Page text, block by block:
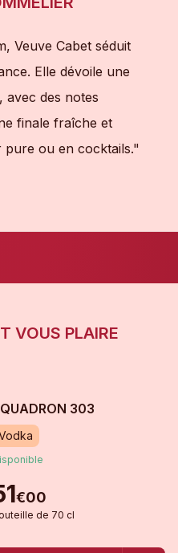
Veuve Cabet séduit
Elle dévoile une
avec des notes
finale fraîche et
pure ou en cocktails."
VOUS PLAIRE
303
€00
de 70 cl